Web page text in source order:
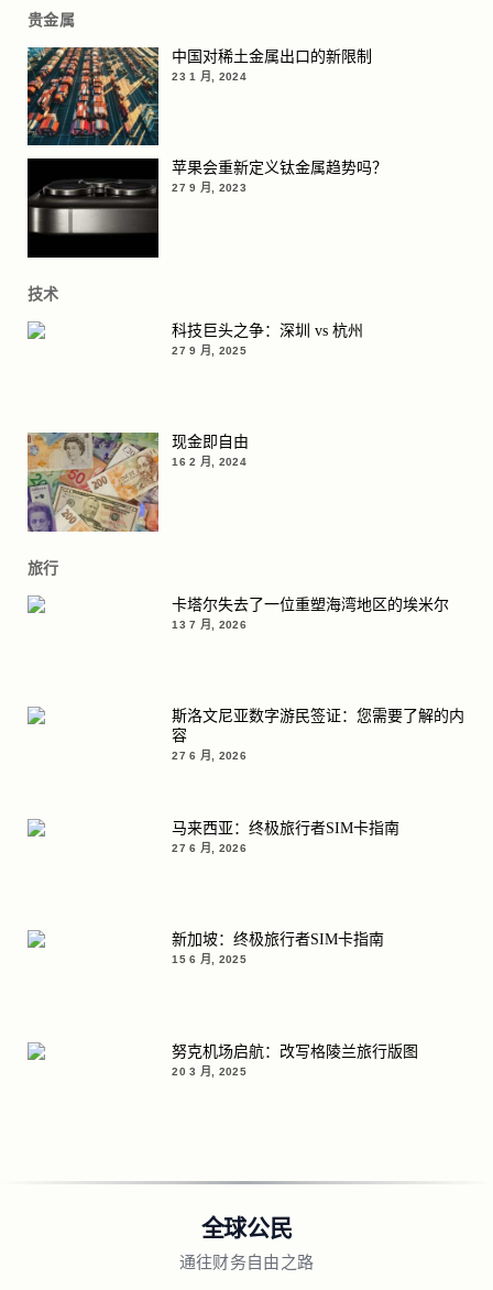
贵金属
中国对稀土金属出口的新限制
23 1 月, 2024
苹果会重新定义钛金属趋势吗？
27 9 月, 2023
技术
科技巨头之争：深圳 vs 杭州
27 9 月, 2025
现金即自由
16 2 月, 2024
旅行
卡塔尔失去了一位重塑海湾地区的埃米尔
13 7 月, 2026
斯洛文尼亚数字游民签证：您需要了解的内
容
27 6 月, 2026
马来西亚：终极旅行者SIM卡指南
27 6 月, 2026
新加坡：终极旅行者SIM卡指南
15 6 月, 2025
努克机场启航：改写格陵兰旅行版图
20 3 月, 2025
全球公民
通往财务自由之路